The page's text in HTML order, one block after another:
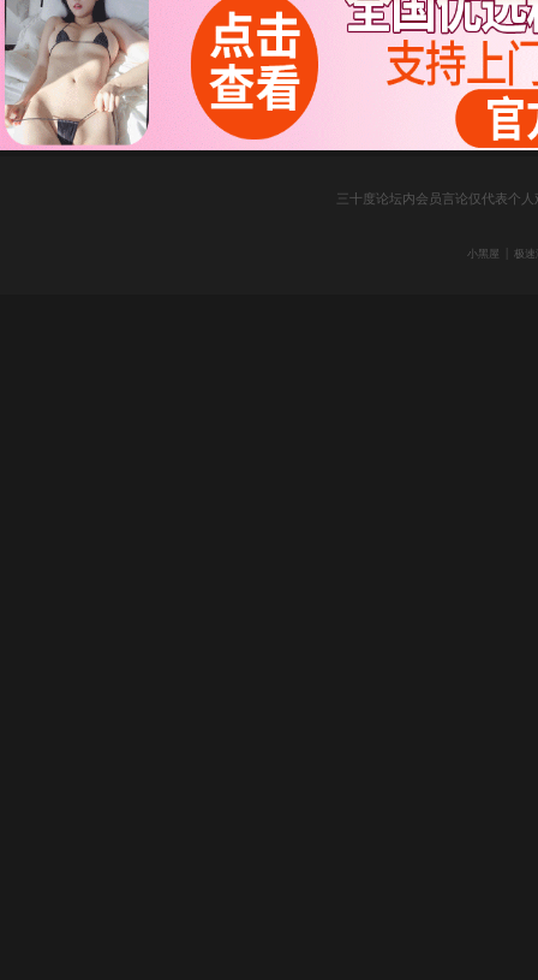
三十度论坛内会员言论仅代表个
小黑屋 极速